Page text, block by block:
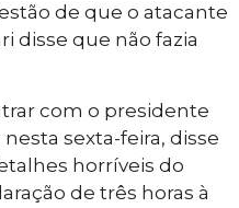
de que o atacante
disse que não fazia
com o presidente
sexta-feira, disse
horríveis do
de três horas à